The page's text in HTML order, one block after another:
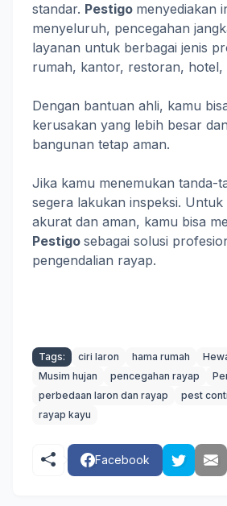
standar. Pestigo menyediakan
menyeluruh, pencegahan
layanan untuk berbagai jenis
rumah, kantor, restoran, hotel,
Dengan bantuan ahli, kamu
kerusakan yang lebih besar
bangunan tetap aman.
Jika kamu menemukan tanda-
segera lakukan inspeksi. Untuk
akurat dan aman, kamu bisa
Pestigo sebagai solusi
pengendalian rayap.
Tags: ciri laron hama rumah
Musim hujan
pencegahan rayap
perbedaan laron dan rayap
pest
rayap kayu
Facebook